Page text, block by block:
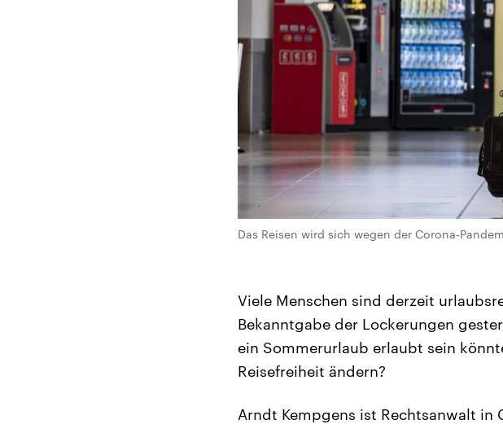
Das Reisen wird sich wegen der Corona-
Viele Menschen sind derzeit
Bekanntgabe der Lockerungen
ein Sommerurlaub erlaubt sein
Reisefreiheit ändern?
Arndt Kempgens ist Rechtsanwalt